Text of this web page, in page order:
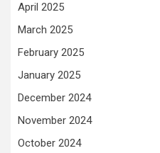
April 2025
March 2025
February 2025
January 2025
December 2024
November 2024
October 2024